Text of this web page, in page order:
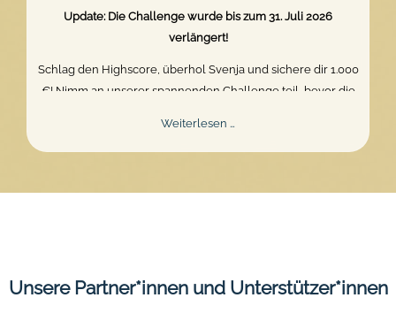
Update: Die Challenge wurde bis zum 31. Juli 2026
verlängert!
Schlag den Highscore, überhol Svenja und sichere dir 1.000
€! Nimm an unserer spannenden Challenge teil, bevor die
Weiterlesen …
Unsere Partner*innen und Unterstützer*innen